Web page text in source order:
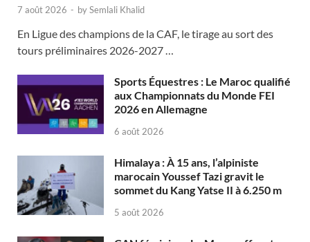
7 août 2026 - bySemlali Khalid
En Ligue des champions de la CAF, le tirage au sort des
tours préliminaires 2026-2027 …
Sports Équestres : Le Maroc qualifié
aux Championnats du Monde FEI
2026 en Allemagne
6 août 2026
Himalaya : À 15 ans, l’alpiniste
marocain Youssef Tazi gravit le
sommet du Kang Yatse II à 6.250 m
5 août 2026